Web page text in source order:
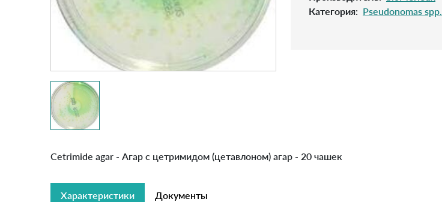
Категория: Pseudonomas spp.
Cetrimide agar - Агар с цетримидом (цетавлоном) агар - 20 чашек
Характеристики Документы